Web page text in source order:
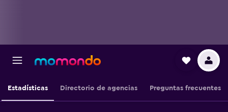
Estadísticas Directorio de agencias Preguntas frecuentes